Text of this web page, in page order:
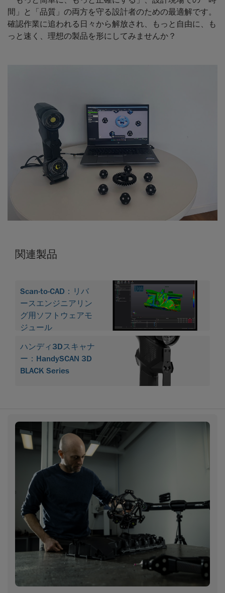
間」と「品質」の両方を守る設計者のための最適解です。
確認作業に追われる日々から解放され、もっと自由に、も
っと速く、理想の製品を形にしてみませんか？
関連製品
Scan-to-CAD：リバ
ースエンジニアリン
グ用ソフトウェアモ
ジュール
ハンディ3Dスキャナ
ー：HandySCAN 3D
BLACK Series